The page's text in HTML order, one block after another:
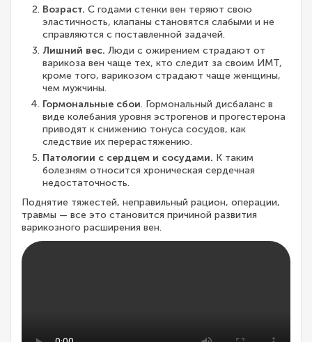
Возраст. С годами стенки вен теряют свою
эластичность, клапаны становятся слабыми и не
справляются с поставленной задачей.
Лишний вес. Люди с ожирением страдают от
варикоза вен чаще тех, кто следит за своим ИМТ,
кроме того, варикозом страдают чаще женщины,
чем мужчины.
Гормональные сбои. Гормональный дисбаланс в
виде колебания уровня эстрогенов и прогестерона
приводят к снижению тонуса сосудов, как
следствие их перерастяжению.
Патологии с сердцем и сосудами. К таким
болезням относится хроническая сердечная
недостаточность.
Поднятие тяжестей, неправильный рацион, операции,
травмы — все это становится причиной развития
варикозного расширения вен.